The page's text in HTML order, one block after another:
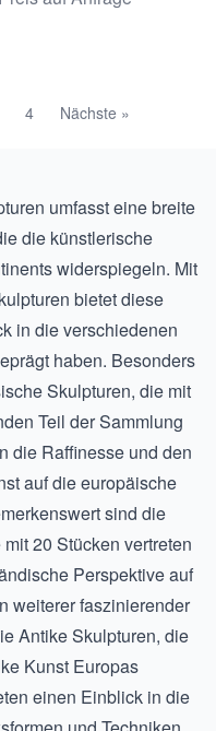
4 Nächste »
umfasst eine breite
die künstlerische
widerspiegeln. Mit
bietet diese
in die verschiedenen
haben. Besonders
Skulpturen, die mit
Teil der Sammlung
die Raffinesse und den
auf die europäische
sind die
mit 20 Stücken vertreten
Perspektive auf
weiterer faszinierender
Antike Skulpturen, die
Kunst Europas
einen Einblick in die